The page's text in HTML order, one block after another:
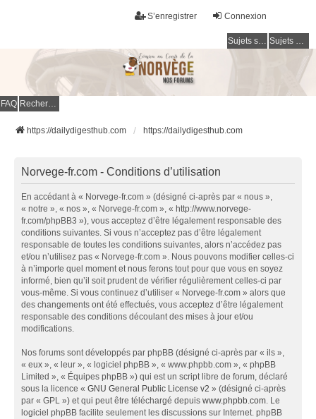
Connexion
S’enregistrer
Sujets sans réponse Sujets actifs
FAQ Rechercher
https://dailydigesthub.com https://dailydigesthub.com
Norvege-fr.com - Conditions d’utilisation
En accédant à « Norvege-fr.com » (désigné ci-après par « nous »,
« notre », « nos », « Norvege-fr.com », « http://www.norvege-
fr.com/phpBB3 »), vous acceptez d’être légalement responsable des
conditions suivantes. Si vous n’acceptez pas d’être légalement
responsable de toutes les conditions suivantes, alors n’accédez pas
et/ou n’utilisez pas « Norvege-fr.com ». Nous pouvons modifier celles-ci
à n’importe quel moment et nous ferons tout pour que vous en soyez
informé, bien qu’il soit prudent de vérifier régulièrement celles-ci par
vous-même. Si vous continuez d’utiliser « Norvege-fr.com » alors que
des changements ont été effectués, vous acceptez d’être légalement
responsable des conditions découlant des mises à jour et/ou
modifications.
Nos forums sont développés par phpBB (désigné ci-après par « ils »,
« eux », « leur », « logiciel phpBB », « www.phpbb.com », « phpBB
Limited », « Équipes phpBB ») qui est un script libre de forum, déclaré
sous la licence « GNU General Public License v2 » (désigné ci-après
par « GPL ») et qui peut être téléchargé depuis www.phpbb.com. Le
logiciel phpBB facilite seulement les discussions sur Internet. phpBB